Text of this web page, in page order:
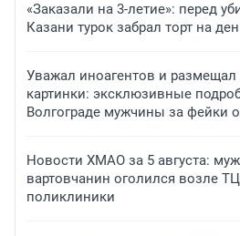
«Заказали на 3-летие»: перед
Казани турок забрал торт на
Уважал иноагентов и
картинки: эксклюзивные
Волгограде мужчины за фейки
Новости ХМАО за 5 августа:
вартовчанин оголился возле
поликлиники